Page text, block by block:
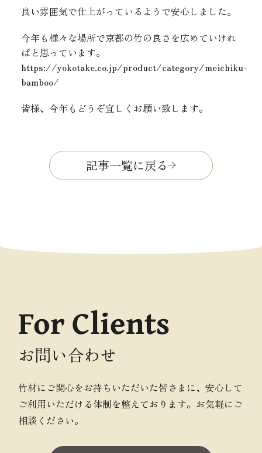
良い雰囲気で仕上がっているようで安心しました。
今年も様々な場所で京都の竹の良さを広めていけれ
ばと思っています。
https://yokotake.co.jp/product/category/meichiku-
bamboo/
皆様、今年もどうぞ宜しくお願い致します。
記事一覧に戻る
For Clients
お問い合わせ
竹材にご関心をお持ちいただいた皆さまに、安心して
ご利用いただける体制を整えております。お気軽にご
相談ください。